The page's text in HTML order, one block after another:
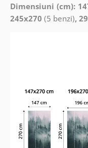
Dimensiuni (cm):
245x270 (5 benzi),